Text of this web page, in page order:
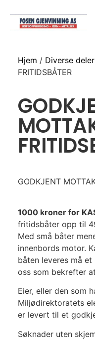
Hjem / Diverse deler
FRITIDSBÅTER
GODKJENT
1000 kroner for
fritidsbåter opp til
Med små båter
innenbords motor.
båten leveres må
oss som bekrefter
Eier, eller den som
Miljødirektoratets
er levert til et
Søknader uten